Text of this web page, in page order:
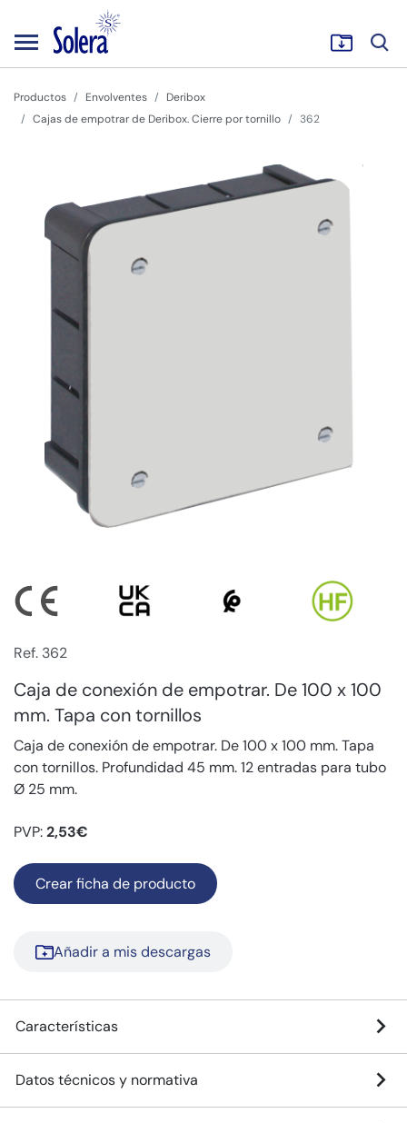
Productos Envolventes
Deribox
Cajas de empotrar de Deribox. Cierre por tornillo
362
Ref. 362
Caja de conexión de empotrar. De 100 x 100
mm. Tapa con tornillos
Caja de conexión de empotrar. De 100 x 100 mm. Tapa
con tornillos. Profundidad 45 mm. 12 entradas para tubo
Ø 25 mm.
PVP:2,53€
Crear ficha de producto
Añadir a mis descargas
Características
Datos técnicos y normativa